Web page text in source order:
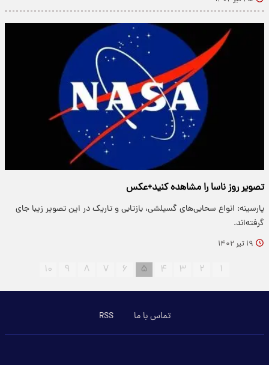
تصویر روز ناسا را مشاهده کنید+عکس
پارسینه: انواع سحابی‌های گسیلشی، بازتابی و تاریک در این تصویر زیبا جای
گرفته‌اند.
۱۹ تیر ۱۴۰۲
۱ ۲ ۳ ۴ ۵ ۶ ۷ ۸ ۹ ۱۰
تماس با ما RSS